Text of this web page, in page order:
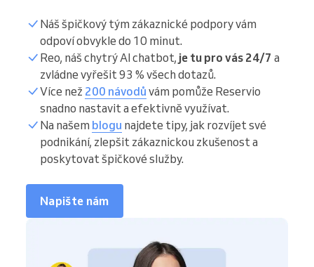
Náš špičkový tým zákaznické podpory vám
odpoví obvykle do 10 minut.
Reo, náš chytrý AI chatbot, je tu pro vás 24/7 a
zvládne vyřešit 93 % všech dotazů.
Více než 200 návodů vám pomůže Reservio
snadno nastavit a efektivně využívat.
Na našem blogu najdete tipy, jak rozvíjet své
podnikání, zlepšit zákaznickou zkušenost a
poskytovat špičkové služby.
Napište nám